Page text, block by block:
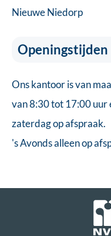
Nieuwe Niedorp
Openingstijden
Ons kantoor is van
van 8:30 tot 17:00 uur
zaterdag op afspraak.
's Avonds alleen op